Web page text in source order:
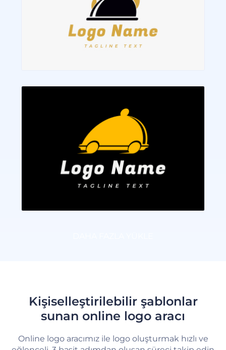
Kişiselleştirilebilir şablonlar
sunan online logo aracı
Online logo aracımız ile logo oluşturmak hızlı ve